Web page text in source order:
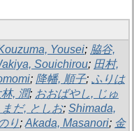
Yousei; 脇谷,
Souichirou; 田村,
; 降幡, 順子; ふりは
林, 潤; おおばやし, じゅ
まだ, としお; Shimada,
り; Akada, Masanori; 金